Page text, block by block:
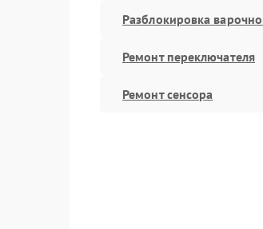
Разблокировка
Ремонт переключателя
Ремонт сенсора